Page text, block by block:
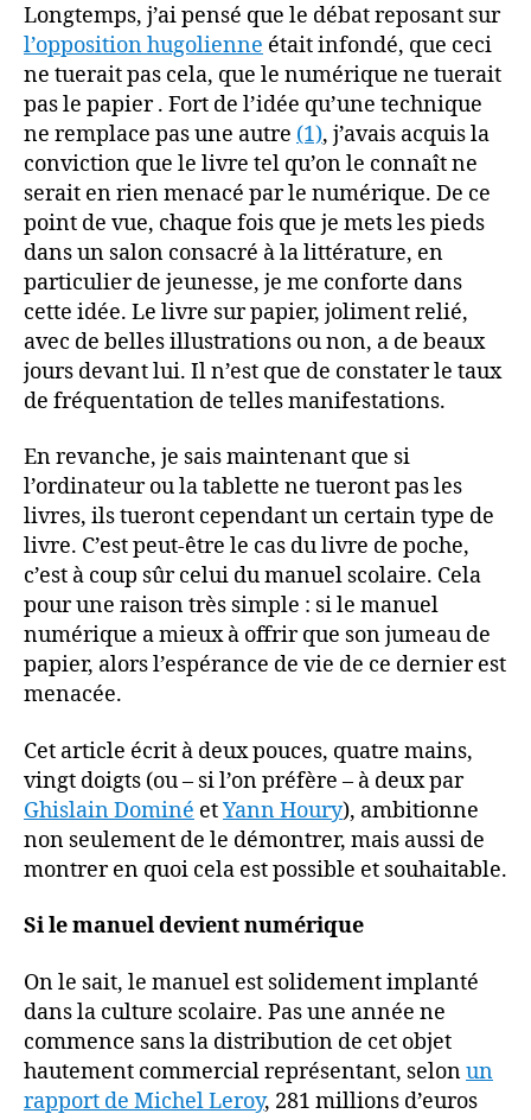
Longtemps, j’ai pensé que le débat reposant sur
l’opposition hugolienne était infondé, que ceci
ne tuerait pas cela, que le numérique ne tuerait
pas le papier . Fort de l’idée qu’une technique
ne remplace pas une autre (1), j’avais acquis la
conviction que le livre tel qu’on le connaît ne
serait en rien menacé par le numérique. De ce
point de vue, chaque fois que je mets les pieds
dans un salon consacré à la littérature, en
particulier de jeunesse, je me conforte dans
cette idée. Le livre sur papier, joliment relié,
avec de belles illustrations ou non, a de beaux
jours devant lui. Il n’est que de constater le taux
de fréquentation de telles manifestations.
En revanche, je sais maintenant que si
l’ordinateur ou la tablette ne tueront pas les
livres, ils tueront cependant un certain type de
livre. C’est peut-être le cas du livre de poche,
c’est à coup sûr celui du manuel scolaire. Cela
pour une raison très simple : si le manuel
numérique a mieux à offrir que son jumeau de
papier, alors l’espérance de vie de ce dernier est
menacée.
Cet article écrit à deux pouces, quatre mains,
vingt doigts (ou – si l’on préfère – à deux par
Ghislain Dominé etYann Houry), ambitionne
non seulement de le démontrer, mais aussi de
montrer en quoi cela est possible et souhaitable.
Si le manuel devient numérique
On le sait, le manuel est solidement implanté
dans la culture scolaire. Pas une année ne
commence sans la distribution de cet objet
hautement commercial représentant, selonun
rapport de Michel Leroy, 281 millions d’euros